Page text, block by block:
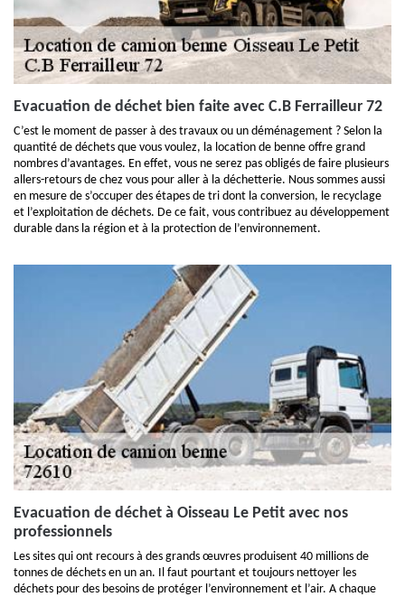
Evacuation de déchet bien faite avec C.B Ferrailleur 72
C’est le moment de passer à des travaux ou un déménagement ? Selon la
quantité de déchets que vous voulez, la location de benne offre grand
nombres d’avantages. En effet, vous ne serez pas obligés de faire plusieurs
allers-retours de chez vous pour aller à la déchetterie. Nous sommes aussi
en mesure de s’occuper des étapes de tri dont la conversion, le recyclage
et l’exploitation de déchets. De ce fait, vous contribuez au développement
durable dans la région et à la protection de l’environnement.
Evacuation de déchet à Oisseau Le Petit avec nos
professionnels
Les sites qui ont recours à des grands œuvres produisent 40 millions de
tonnes de déchets en un an. Il faut pourtant et toujours nettoyer les
déchets pour des besoins de protéger l’environnement et l’air. A chaque